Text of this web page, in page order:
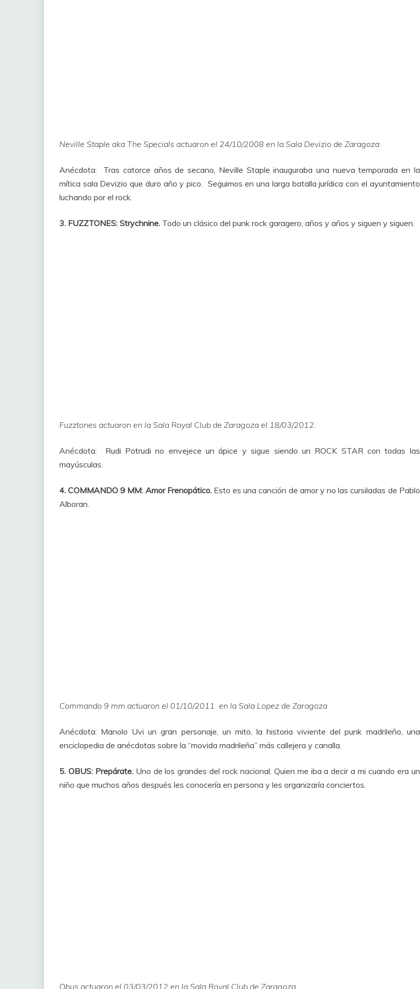
Neville Staple aka The Specials actuaron el 24/10/2008 en la Sala Devizio de Zaragoza
Anécdota: Tras catorce años de secano, Neville Staple inauguraba una nueva temporada en la
mítica sala Devizio que duro año y pico. Seguimos en una larga batalla jurídica con el ayuntamiento
luchando por el rock.
3. FUZZTONES: Strychnine. Todo un clásico del punk rock garagero, años y años y siguen y siguen.
Fuzztones actuaron en la Sala Royal Club de Zaragoza el 18/03/2012.
Anécdota: Rudi Potrudi no envejece un ápice y sigue siendo un ROCK STAR con todas las
mayúsculas.
4. COMMANDO 9 MM: Amor Frenopático. Esto es una canción de amor y no las cursiladas de Pablo
Alboran.
Commando 9 mm actuaron el 01/10/2011 en la Sala Lopez de Zaragoza
Anécdota: Manolo Uvi un gran personaje, un mito, la historia viviente del punk madrileño, una
enciclopedia de anécdotas sobre la “movida madrileña” más callejera y canalla.
5. OBUS: Prepárate. Uno de los grandes del rock nacional. Quien me iba a decir a mi cuando era un
niño que muchos años después les conocería en persona y les organizaría conciertos.
Obus actuaron el 03/03/2012 en la Sala Royal Club de Zaragoza